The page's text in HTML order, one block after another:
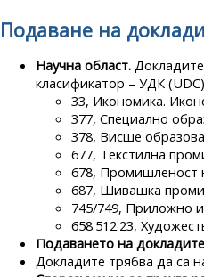
Подаване на
Научна област.
класификатор – УДК
33, Икономика.
377, Специално
378, Висше
677, Текстилна
678, Промишленост
687, Шивашка
745/749, Приложно
658.512.23,
Подаването на докладите
Докладите трябва да са